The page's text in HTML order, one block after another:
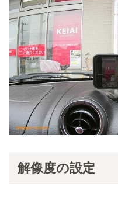
解像度の設定